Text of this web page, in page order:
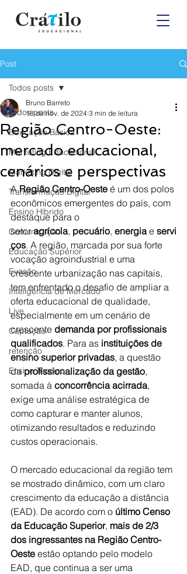
Post
Todos posts
Educação Básica
Marketing Educacional
Marketing Digital
Transformação Digital
Ensino Híbrido
Comunicação
Educação Superior
Evasão
Inteligência de Mercado
Live
Captação
retenção
Ensino Técnico
Todos posts
Região Centro-Oeste:
mercado educacional,
cenários e perspectivas
Bruno Barreto
18 de nov. de 2024 3 min de leitura
A Região Centro-Oeste é um dos polos
econômicos emergentes do país, com
destaque para o
setor agrícola, pecuário, energia e servi
ços. A região, marcada por sua forte
vocação agroindustrial e uma
crescente urbanização nas capitais,
tem enfrentado o desafio de ampliar a
oferta educacional de qualidade,
especialmente em um cenário de
crescente demanda por profissionais
qualificados. Para as instituições de
ensino superior privadas, a questão
da profissionalização da gestão,
somada à concorrência acirrada,
exige uma análise estratégica de
como capturar e manter alunos,
otimizando resultados e reduzindo
custos operacionais.
O mercado educacional da região tem
se mostrado dinâmico, com um claro
crescimento da educação a distância
(EAD). De acordo com o último Censo
da Educação Superior, mais de 2/3
dos ingressantes na Região Centro-
Oeste estão optando pelo modelo
EAD, que continua a ser uma